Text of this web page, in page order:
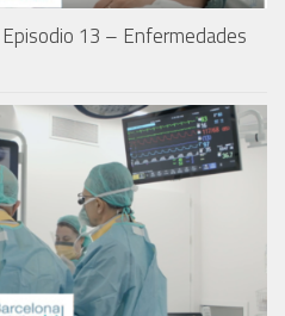
Episodio 13 – Enfermedades